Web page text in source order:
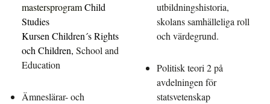
mastersprogramChild
Studies
Kursen Children´s Rights
och Children, School and
Education
Ämneslärar- och
utbildningshistoria,
skolans samhälleliga roll
och värdegrund.
Politisk teori 2 på
avdelningen för
statsvetenskap